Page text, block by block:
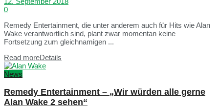
0
Remedy Entertainment, die unter anderem auch für Hits wie Alan
Wake verantwortlich sind, plant zwar momentan keine
Fortsetzung zum gleichnamigen ...
Read moreDetails
News
Remedy Entertainment – „Wir würden alle gerne
Alan Wake 2 sehen“